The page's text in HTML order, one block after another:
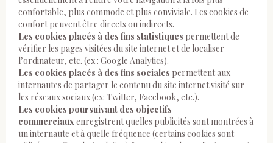
confortable, plus commode et plus conviviale. Les cookies de
confort peuvent être directs ou indirects.
Les cookies placés à des fins statistiques permettent de
vérifier les pages visitées du site internet et de localiser
l’ordinateur, etc. (ex : Google Analytics).
Les cookies placés à des fins sociales permettent aux
internautes de partager le contenu du site internet visité sur
les réseaux sociaux (ex: Twitter, Facebook, etc.).
Les cookies poursuivant des objectifs
commerciauxenregistrent quelles publicités sont montrées à
un internaute et à quelle fréquence (certains cookies sont